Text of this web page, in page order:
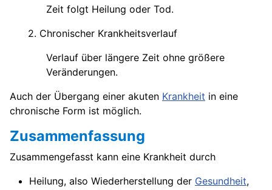
Zeit folgt Heilung oder Tod.
2. Chronischer Krankheitsverlauf
Verlauf über längere Zeit ohne größere
Veränderungen.
Auch der Übergang einer akuten Krankheit in eine
chronische Form ist möglich.
Zusammenfassung
Zusammengefasst kann eine Krankheit durch
Heilung, also Wiederherstellung der Gesundheit,